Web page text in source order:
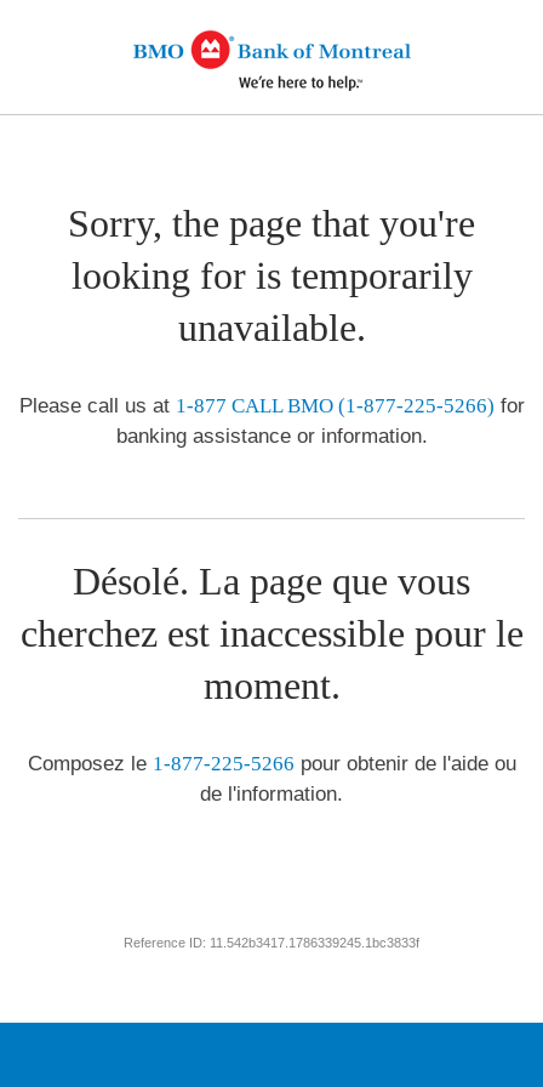
Sorry, the page that you're
looking for is temporarily
unavailable.
Please call us at 1-877 CALL BMO (1-877-225-5266) for
banking assistance or information.
Désolé. La page que vous
cherchez est inaccessible pour le
moment.
Composez le 1-877-225-5266 pour obtenir de l'aide ou
de l'information.
Reference ID: 11.542b3417.1786339245.1bc3833f